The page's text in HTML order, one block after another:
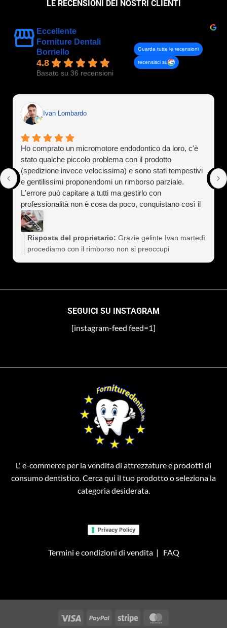
LE RECENSIONI DEI NOSTRI CLIENTI
Eccellente
Forniture Dentali
Borriello
4.8
Basato su 36 recensioni
Guarda tutte le recensioni
recensisci su
Ivan Lombardo
Ho comprato un micromotore endodontico da loro, c'è
stato qualche piccolo problema con il prodotto
(spedizione invece velocissima) e sono stati tempestivi
e gentilissimi proponendomi un rimborso parziale.
L'errore può capitare a tutti ma gestirlo con
professionalità non è cosa da poco, conquistano così il
cliente a vita). Assolutamente consigliati
Risposta del proprietario: Grazie gelinte Ivan martedì
procediamo con il rimborso non si preoccupi
SEGUICI SU INSTAGRAM
[instagram-feed feed=1]
L' e-commerce per la vendita di attrezzature e prodotti di
consumo dentistico. Cerca qui il tuo prodotto o seleziona la
categoria desiderata.
Privacy Policy
Termini e condizioni di vendita| FAQ
Visa PayPal Stripe